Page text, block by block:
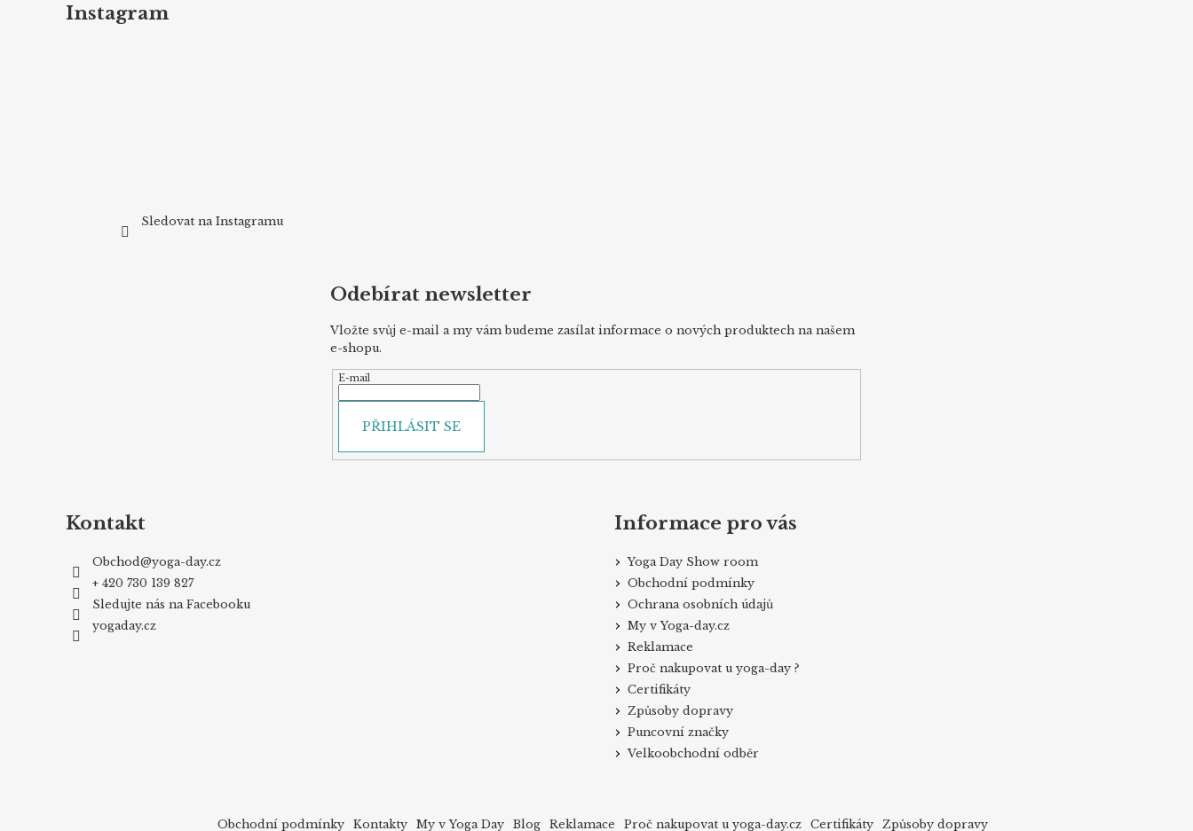
Instagram
Sledovat na Instagramu
Odebírat newsletter
Vložte svůj e-mail a my vám budeme zasílat informace o nových produktech na našem
e-shopu.
E-mail
PŘIHLÁSIT SE
Kontakt
Obchod@yoga-day.cz
+ 420 730 139 827
Sledujte nás na Facebooku
yogaday.cz
Informace pro vás
Yoga Day Show room
Obchodní podmínky
Ochrana osobních údajů
My v Yoga-day.cz
Reklamace
Proč nakupovat u yoga-day ?
Certifikáty
Způsoby dopravy
Puncovní značky
Velkoobchodní odběr
Obchodní podmínky Kontakty My v Yoga Day Blog Reklamace Proč nakupovat u yoga-day.cz Certifikáty Způsoby dopravy